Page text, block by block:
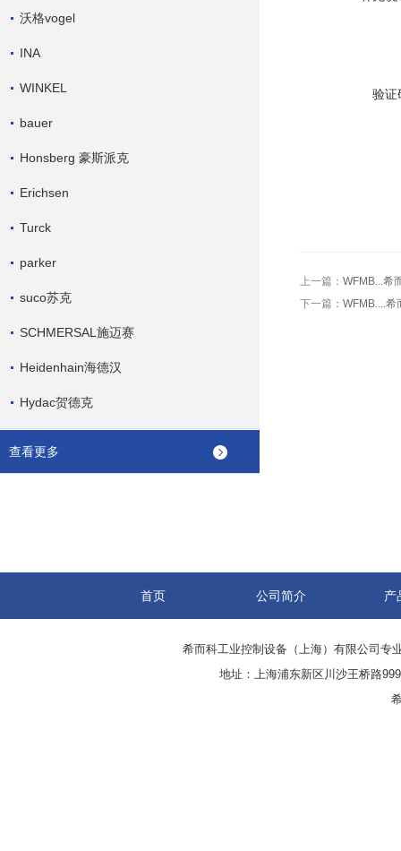
沃格vogel
INA
WINKEL
bauer
Honsberg 豪斯派克
Erichsen
Turck
parker
suco苏克
SCHMERSAL施迈赛
Heidenhain海德汉
Hydac贺德克
查看更多
验证
上一篇： WFMB...希
下一篇： WFMB....希
首页 公司简介 产
希而科工业控制设备（上海）有限公司专
地址：上海浦东新区川沙王桥路